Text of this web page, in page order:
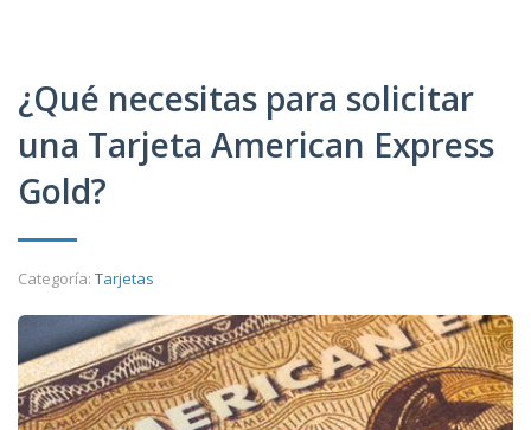
¿Qué necesitas para solicitar
una Tarjeta American Express
Gold?
Categoría: Tarjetas